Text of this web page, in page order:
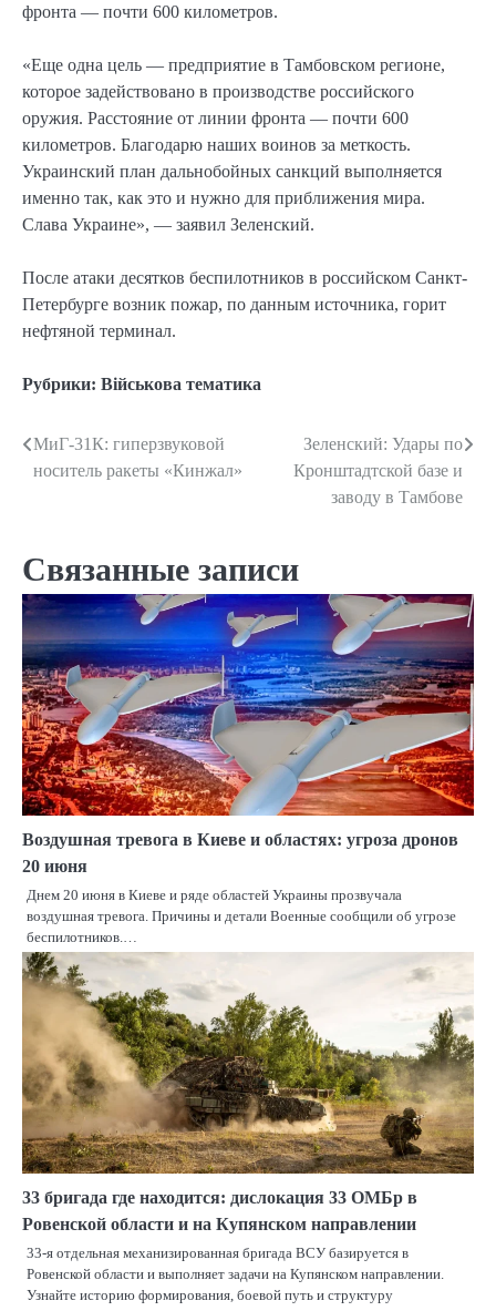
фронта — почти 600 километров.
«Еще одна цель — предприятие в Тамбовском регионе,
которое задействовано в производстве российского
оружия. Расстояние от линии фронта — почти 600
километров. Благодарю наших воинов за меткость.
Украинский план дальнобойных санкций выполняется
именно так, как это и нужно для приближения мира.
Слава Украине», — заявил Зеленский.
После атаки десятков беспилотников в российском Санкт-
Петербурге возник пожар, по данным источника, горит
нефтяной терминал.
Рубрики: Військова тематика
Навигация
МиГ-31К: гиперзвуковой
носитель ракеты «Кинжал»
Зеленский: Удары по
Кронштадтской базе и
заводу в Тамбове
Связанные записи
Воздушная тревога в Киеве и областях: угроза дронов
20 июня
Днем 20 июня в Киеве и ряде областей Украины прозвучала
воздушная тревога. Причины и детали Военные сообщили об угрозе
беспилотников.…
33 бригада где находится: дислокация 33 ОМБр в
Ровенской области и на Купянском направлении
33-я отдельная механизированная бригада ВСУ базируется в
Ровенской области и выполняет задачи на Купянском направлении.
Узнайте историю формирования, боевой путь и структуру